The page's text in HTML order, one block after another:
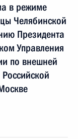
в режиме
Челябинской
Президента
Управления
по внешней